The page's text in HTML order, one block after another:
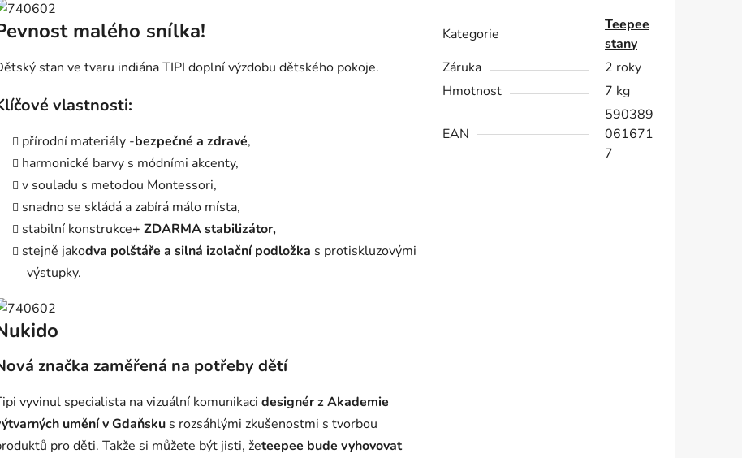
malého snílka!
stan ve tvaru indiána TIPI doplní výzdobu dětského pokoje.
vlastnosti:
přírodní materiály -bezpečné a zdravé,
harmonické barvy s módními akcenty,
v souladu s metodou Montessori,
snadno se skládá a zabírá málo místa,
stabilní konstrukce+ ZDARMA stabilizátor,
stejně jakodva polštáře a silná izolační podložka s protiskluzovými
výstupky.
značka zaměřená na potřeby dětí
vyvinul specialista na vizuální komunikaci designér z Akademie
umění v Gdaňsku s rozsáhlými zkušenostmi s tvorbou
pro děti. Takže si můžete být jisti, žeteepee bude vyhovovat
Kategorie
Teepee
stany
Záruka
2 roky
Hmotnost
7 kg
EAN
590389
061671
7